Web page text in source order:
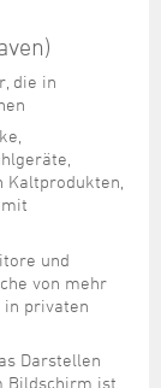
die in
Kaltprodukten,
und
von mehr
in privaten
Darstellen
Bildschirm ist,